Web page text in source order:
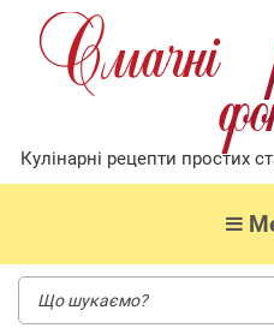
Смачнi
Кулiнарнi рецепти простих